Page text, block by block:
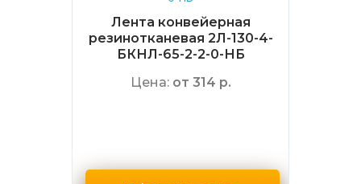
Лента конвейерная
резинотканевая 2Л-130-4-
БКНЛ-65-2-2-0-НБ
Цена: от 314 р.